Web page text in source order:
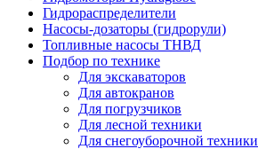
Гидрораспределители
Насосы-дозаторы (гидрорули)
Топливные насосы ТНВД
Подбор по технике
Для экскаваторов
Для автокранов
Для погрузчиков
Для лесной техники
Для снегоуборочной техники